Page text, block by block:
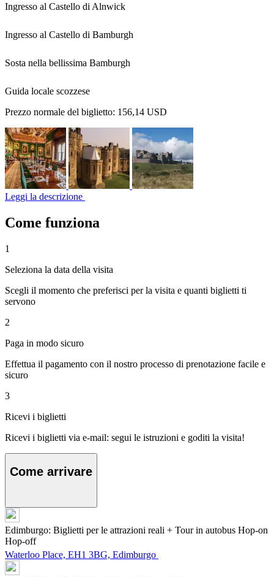
Ingresso al Castello di Alnwick
Ingresso al Castello di Bamburgh
Sosta nella bellissima Bamburgh
Guida locale scozzese
Prezzo normale del biglietto: 156,14 USD
Leggi la descrizione
Come funziona
1
Seleziona la data della visita
Scegli il momento che preferisci per la visita e quanti biglietti ti
servono
2
Paga in modo sicuro
Effettua il pagamento con il nostro processo di prenotazione facile e
sicuro
3
Ricevi i biglietti
Ricevi i biglietti via e-mail: segui le istruzioni e goditi la visita!
Come arrivare
Edimburgo: Biglietti per le attrazioni reali + Tour in autobus Hop-on
Hop-off
Waterloo Place, EH1 3BG, Edimburgo